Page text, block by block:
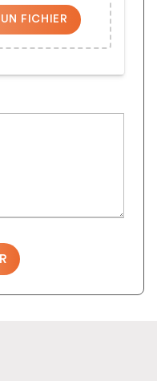
FICHIER